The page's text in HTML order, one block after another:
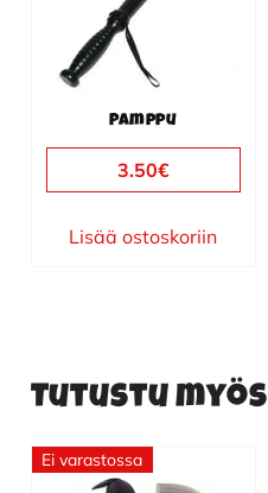
Pamppu
3.50€
Lisää ostoskoriin
Tutustu myös
Ei varastossa
Tällä